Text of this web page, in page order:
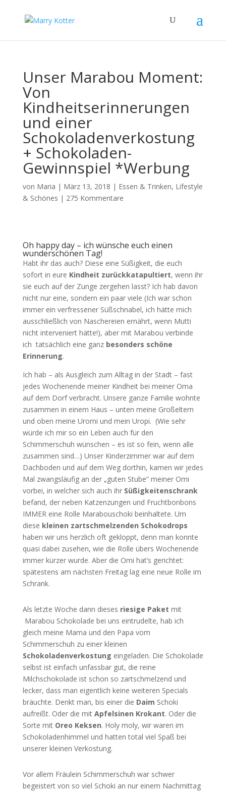
Unser Marabou Moment:
Von
Kindheitserinnerungen
und einer
Schokoladenverkostung
+ Schokoladen-
Gewinnspiel *Werbung
von Maria | März 13, 2018 | Essen & Trinken, Lifestyle
& Schönes | 275 Kommentare
Oh happy day – ich wünsche euch einen
wunderschönen Tag!
Habt ihr das auch? Diese eine Süßigkeit, die euch
sofort in eure Kindheit zurückkatapultiert, wenn ihr
sie euch auf der Zunge zergehen lasst? Ich hab davon
nicht nur eine, sondern ein paar viele (Ich war schon
immer ein verfressener Süßschnabel, ich hätte mich
ausschließlich von Naschereien ernährt, wenn Mutti
nicht interveniert hätte!), aber mit Marabou verbinde
ich tatsächlich eine ganz besonders schöne
Erinnerung.
Ich hab – als Ausgleich zum Alltag in der Stadt – fast
jedes Wochenende meiner Kindheit bei meiner Oma
auf dem Dorf verbracht. Unsere ganze Familie wohnte
zusammen in einem Haus – unten meine Großeltern
und oben meine Uromi und mein Uropi. (Wie sehr
würde ich mir so ein Leben auch für den
Schimmerschuh wünschen – es ist so fein, wenn alle
zusammen sind…) Unser Kinderzimmer war auf dem
Dachboden und auf dem Weg dorthin, kamen wir jedes
Mal zwangsläufig an der „guten Stube“ meiner Omi
vorbei, in welcher sich auch ihr Süßigkeitenschrank
befand, der neben Katzenzungen und Fruchtbonbons
IMMER eine Rolle Marabouschoki beinhaltete. Um
diese kleinen zartschmelzenden Schokodrops
haben wir uns herzlich oft gekloppt, denn man konnte
quasi dabei zusehen, wie die Rolle übers Wochenende
immer kürzer wurde. Aber die Omi hat’s gerichtet:
spätestens am nächsten Freitag lag eine neue Rolle im
Schrank.
Als letzte Woche dann dieses riesige Paket mit
Marabou Schokolade bei uns eintrudelte, hab ich
gleich meine Mama und den Papa vom
Schimmerschuh zu einer kleinen
Schokoladenverkostung eingeladen. Die Schokolade
selbst ist einfach unfassbar gut, die reine
Milchschokolade ist schon so zartschmelzend und
lecker, dass man eigentlich keine weiteren Specials
bräuchte. Denkt man, bis einer die Daim Schoki
aufreißt. Oder die mit Apfelsinen Krokant. Oder die
Sorte mit Oreo Keksen. Holy moly, wir waren im
Schokoladenhimmel und hatten total viel Spaß bei
unserer kleinen Verkostung.
Vor allem Fräulein Schimmerschuh war schwer
begeistert von so viel Schoki an nur einem Nachmittag